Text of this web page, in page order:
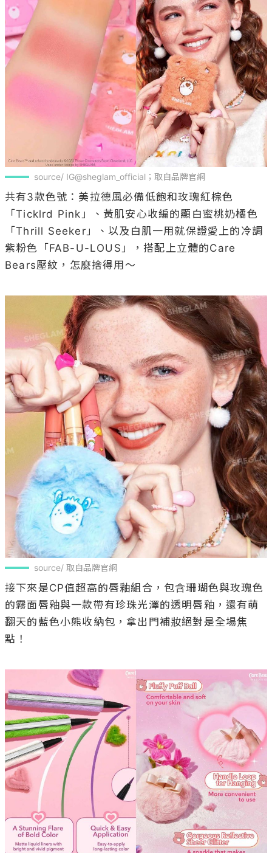
source/ IG@sheglam_official；取自品牌官網
共有3款色號：美拉德風必備低飽和玫瑰紅棕色
「Ticklrd Pink」、黃肌安心收編的顯白蜜桃奶橘色
「Thrill Seeker」、以及白肌一用就保證愛上的冷調
紫粉色「FAB-U-LOUS」，搭配上立體的Care
Bears壓紋，怎麼捨得用～
source/ 取自品牌官網
接下來是CP值超高的唇釉組合，包含珊瑚色與玫瑰色
的霧面唇釉與一款帶有珍珠光澤的透明唇釉，還有萌
翻天的藍色小熊收納包，拿出門補妝絕對是全場焦
點！